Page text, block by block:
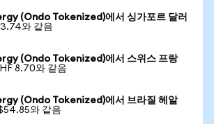
(Ondo Tokenized)에서 싱가포르 달러
와 같음
(Ondo Tokenized)에서 스위스 프랑
8.70와 같음
(Ondo Tokenized)에서 브라질 헤알
와 같음